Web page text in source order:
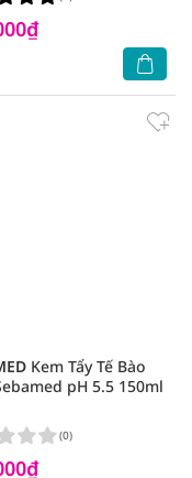
Kem Tẩy Tế Bào
pH 5.5 150ml
(0)